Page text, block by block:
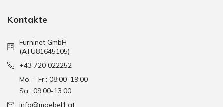
Kontakte
Furninet GmbH
(ATU81645105)
+43 720 022252
Mo. – Fr.: 08:00–19:00
Sa.: 09:00-13:00
info@moebel1.at